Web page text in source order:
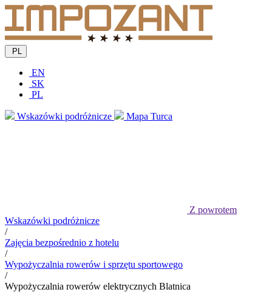
PL
EN
SK
PL
Wskazówki podróżnicze Mapa Turca
Z powrotem
Wskazówki podróżnicze
/
Zajęcia bezpośrednio z hotelu
/
Wypożyczalnia rowerów i sprzętu sportowego
/
Wypożyczalnia rowerów elektrycznych Blatnica